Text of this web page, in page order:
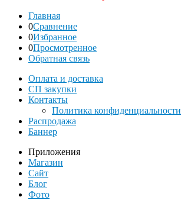
Главная
0Сравнение
0Избранное
0Просмотренное
Обратная связь
Оплата и доставка
СП закупки
Контакты
Политика конфиденциальности
Распродажа
Баннер
Приложения
Магазин
Сайт
Блог
Фото